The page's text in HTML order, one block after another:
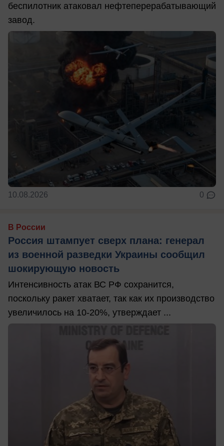
беспилотник атаковал нефтеперерабатывающий
завод.
10.08.2026 0
В России
Россия штампует сверх плана: генерал
из военной разведки Украины сообщил
шокирующую новость
Интенсивность атак ВС РФ сохранится,
поскольку ракет хватает, так как их производство
увеличилось на 10-20%, утверждает ...